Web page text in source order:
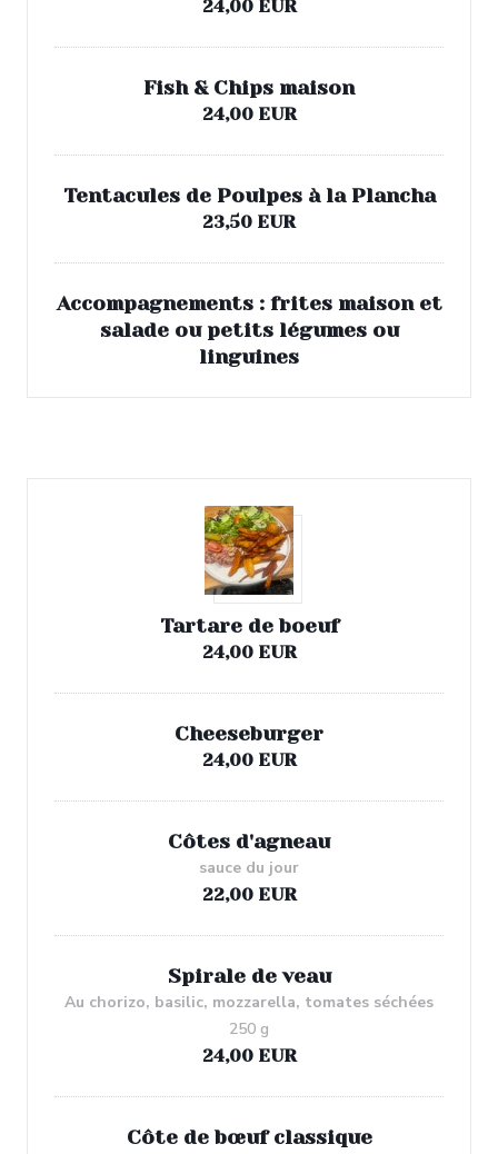
24,00 EUR
Fish & Chips maison
24,00 EUR
Tentacules de Poulpes à la Plancha
23,50 EUR
Accompagnements : frites maison et
salade ou petits légumes ou
linguines
Tartare de boeuf
24,00 EUR
Cheeseburger
24,00 EUR
Côtes d'agneau
sauce du jour
22,00 EUR
Spirale de veau
Au chorizo, basilic, mozzarella, tomates séchées
24,00 EUR
250 g
Côte de bœuf classique
POUR UNE FOIS, BY JÉRÔME